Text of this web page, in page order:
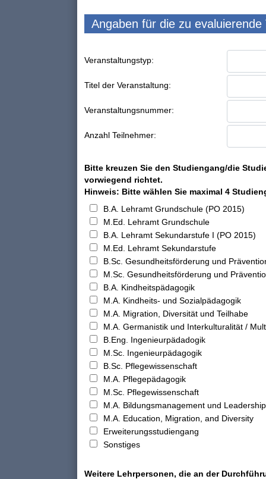
Angaben für die zu evaluierende
Veranstaltungstyp:
Titel der Veranstaltung:
Veranstaltungsnummer:
Anzahl Teilnehmer:
Bitte kreuzen Sie den Studiengang/die
vorwiegend richtet.
Hinweis: Bitte wählen Sie maximal 4
B.A. Lehramt Grundschule (PO 2015)
M.Ed. Lehramt Grundschule
B.A. Lehramt Sekundarstufe I (PO 2015)
M.Ed. Lehramt Sekundarstufe
B.Sc. Gesundheitsförderung und
M.Sc. Gesundheitsförderung und
B.A. Kindheitspädagogik
M.A. Kindheits- und Sozialpädagogik
M.A. Migration, Diversität und Teilhabe
M.A. Germanistik und Interkulturalität /
B.Eng. Ingenieurpädadogik
M.Sc. Ingenieurpädagogik
B.Sc. Pflegewissenschaft
M.A. Pflegepädagogik
M.Sc. Pflegewissenschaft
M.A. Bildungsmanagement und
M.A. Education, Migration, and Diversity
Erweiterungsstudiengang
Sonstiges
Weitere Lehrpersonen, die an der